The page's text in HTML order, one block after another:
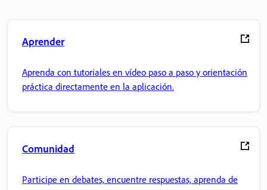
Aprender
Aprenda con tutoriales en vídeo paso a paso y orientación
práctica directamente en la aplicación.
Comunidad
Participe en debates, encuentre respuestas, aprenda de